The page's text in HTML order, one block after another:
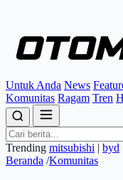
Untuk Anda News
Komunitas Ragam Tren
Trending mitsubishi | byd
Beranda /Komunitas